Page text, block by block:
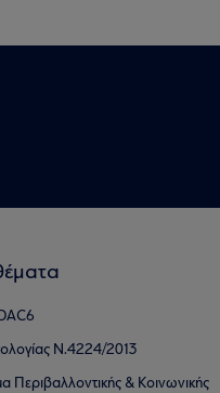
Ν.4224/2013
Περιβαλλοντικής & Κοινωνικής